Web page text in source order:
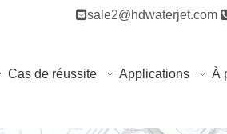
sale2@hdwaterjet.com
Cas de réussite Applications À